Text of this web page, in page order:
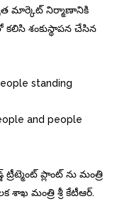
మార్కెట్ నిర్మాణానికి
కలిసి శంకుస్థాపన చేసిన
ప్లాంట్ ను మంత్రి
శాఖ మంత్రి శ్రీ కేటీఆర్.